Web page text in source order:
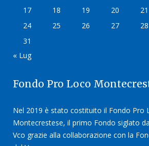
17
18 19 20 21
24
25 26 27 28
31
« Lug
Fondo Pro Loco
Nel 2019 è stato costituito il Fondo Pro
Montecrestese, il primo Fondo siglato
Vco grazie alla collaborazione con la